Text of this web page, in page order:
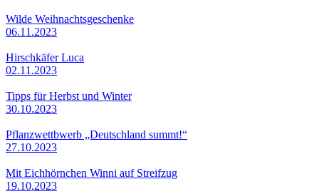
Wilde Weihnachtsgeschenke
06.11.2023
Hirschkäfer Luca
02.11.2023
Tipps für Herbst und Winter
30.10.2023
Pflanzwettbwerb „Deutschland summt!“
27.10.2023
Mit Eichhörnchen Winni auf Streifzug
19.10.2023